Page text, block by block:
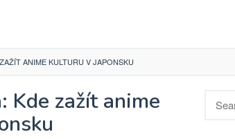
ANIME KULTURU V JAPONSKU
Kde zažít anime